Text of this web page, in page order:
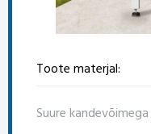
Toote materjal:
Suure